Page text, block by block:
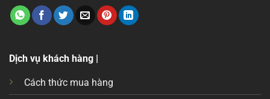
Dịch vụ khách hàng |
Cách thức mua hàng